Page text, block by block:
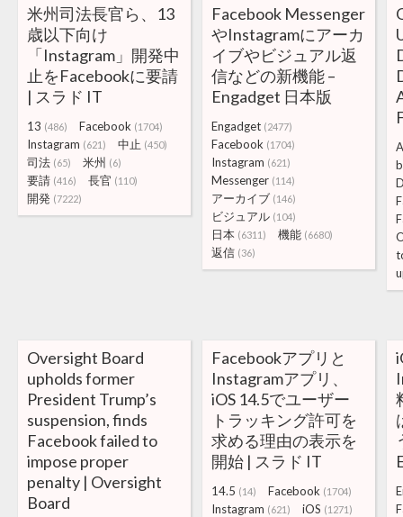
米州司法長官ら、13
歳以下向け
「Instagram」開発中
止をFacebookに要請
| スラド IT
13 (486) Facebook (1704)
Instagram (621) 中止 (450)
司法 (65) 米州 (6)
要請 (416) 長官 (110)
開発 (7222)
Facebook Messenger
やInstagramにアーカ
イブやビジュアル返
信などの新機能 –
Engadget 日本版
Engadget (2477)
Facebook (1704)
Instagram (621)
Messenger (114)
アーカイブ (146)
ビジュアル (104)
日本 (6311) 機能 (6680)
返信 (36)
Oversight Board
upholds former
President Trump’s
suspension, finds
Facebook failed to
impose proper
penalty | Oversight
Board
Facebookアプリと
Instagramアプリ、
iOS 14.5でユーザー
トラッキング許可を
求める理由の表示を
開始 | スラド IT
14.5 (14) Facebook (1704)
Instagram (621) iOS (1271)